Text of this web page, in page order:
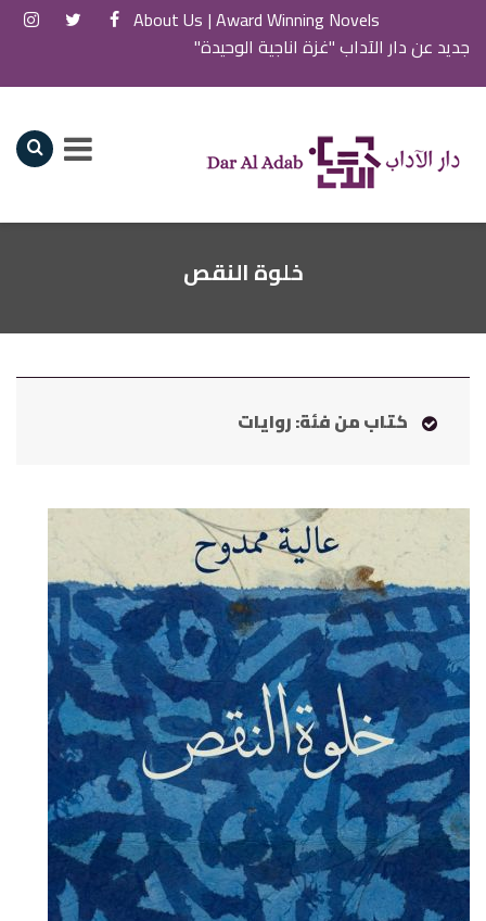
Award Winning Novels |
About Us
جديد عن دار الآداب "غزة اناجية الوحيدة"
خلوة النقص
كتاب من فئة: روايات